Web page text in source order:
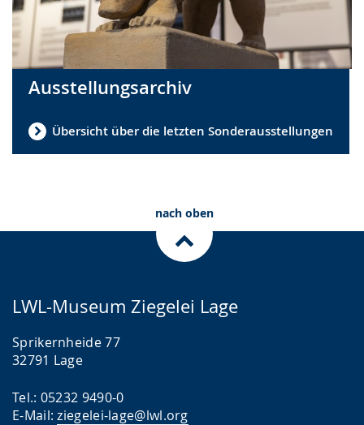
Ausstellungsarchiv
Übersicht über die letzten Sonderausstellungen
nach oben
LWL-Museum Ziegelei Lage
Sprikernheide 77
32791 Lage
Tel.: 05232 9490-0
E-Mail:ziegelei-lage@lwl.org